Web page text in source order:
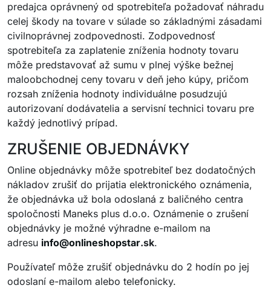
predajca oprávnený od spotrebiteľa požadovať náhradu
celej škody na tovare v súlade so základnými zásadami
civilnoprávnej zodpovednosti. Zodpovednosť
spotrebiteľa za zaplatenie zníženia hodnoty tovaru
môže predstavovať až sumu v plnej výške bežnej
maloobchodnej ceny tovaru v deň jeho kúpy, pričom
rozsah zníženia hodnoty individuálne posudzujú
autorizovaní dodávatelia a servisní technici tovaru pre
každý jednotlivý prípad.
ZRUŠENIE OBJEDNÁVKY
Online objednávky môže spotrebiteľ bez dodatočných
nákladov zrušiť do prijatia elektronického oznámenia,
že objednávka už bola odoslaná z baličného centra
spoločnosti Maneks plus d.o.o. Oznámenie o zrušení
objednávky je možné výhradne e-mailom na
adresu info@onlineshopstar.sk.
Používateľ môže zrušiť objednávku do 2 hodín po jej
odoslaní e-mailom alebo telefonicky.